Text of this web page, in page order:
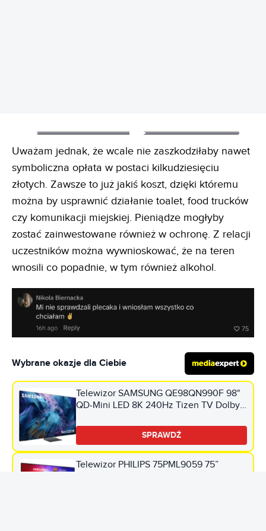
Uważam jednak, że wcale nie zaszkodziłaby nawet
symboliczna opłata w postaci kilkudziesięciu
złotych. Zawsze to już jakiś koszt, dzięki któremu
można by usprawnić działanie toalet, food trucków
czy komunikacji miejskiej. Pieniądze mogłyby
zostać zainwestowane również w ochronę. Z relacji
uczestników można wywnioskować, że na teren
wnosili co popadnie, w tym również alkohol.
Wybrane okazje dla Ciebie
Telewizor SAMSUNG QE98QN990F 98"
QD-Mini LED 8K 240Hz Tizen TV Dolby
SPRAWDŹ
Telewizor PHILIPS 75PML9059 75”